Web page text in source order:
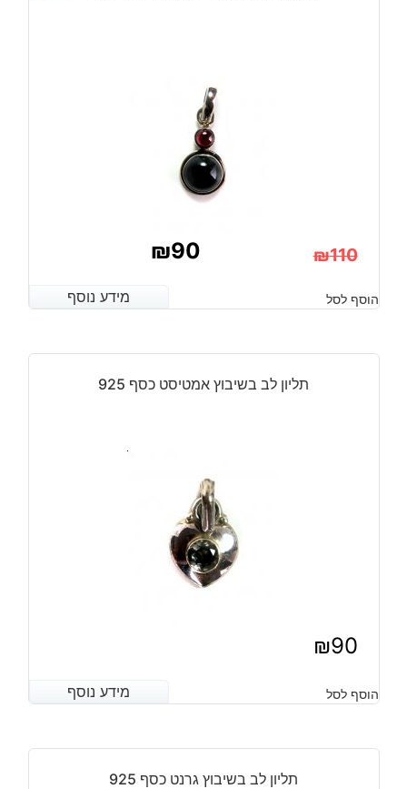
₪110
המקורי
היה:
₪110.
₪90
הנוכחי
הוא:
מידע נוסף הוסף לסל מידע נוסף
תליון לב בשיבוץ אמטיסט כסף 925
₪90
מידע נוסף הוסף לסל מידע נוסף
תליון לב בשיבוץ גרנט כסף 925